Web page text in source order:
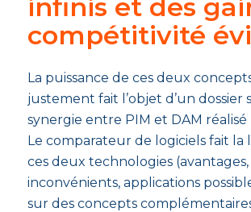
infinis et des
compétitivité
La puissance de ces deux
justement fait l’objet d’un dossier
synergie entre PIM et DAM réalisé
Le comparateur de logiciels fait la
ces deux technologies (avantages,
inconvénients, applications
sur des concepts